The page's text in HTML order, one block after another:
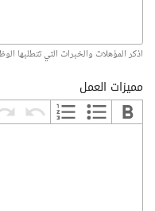
اذكر المؤهلات والخبرات التي تتطلبها
مميزات العمل